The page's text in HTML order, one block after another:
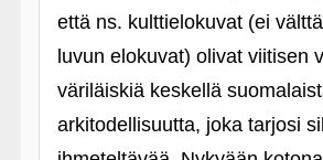
että ns. kulttielokuvat (ei
luvun elokuvat) olivat viitisen
väriläiskiä keskellä
arkitodellisuutta, joka tarjosi